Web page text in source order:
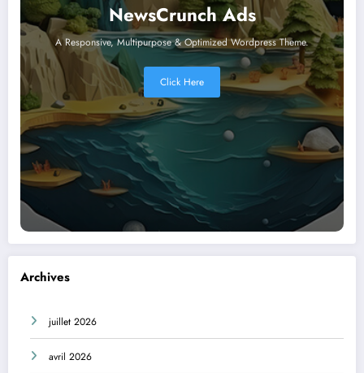
NewsCrunch Ads
A Responsive, Multipurpose & Optimized Wordpress Theme.
Click Here
Archives
juillet 2026
avril 2026